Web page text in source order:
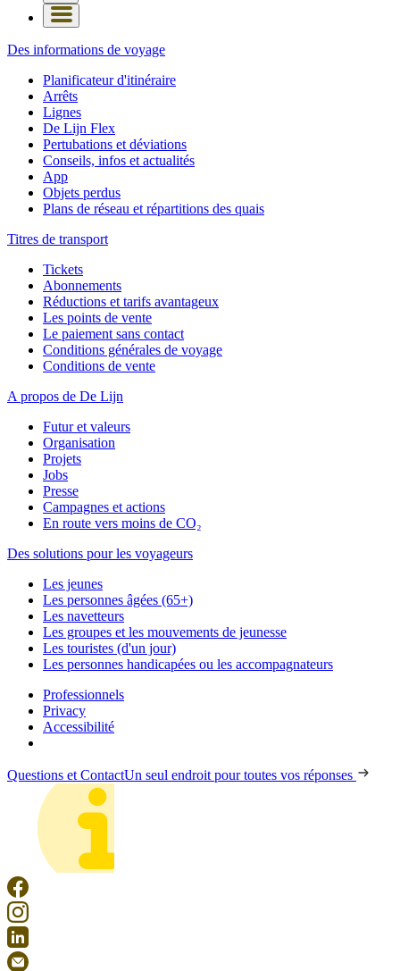
Des informations de voyage
Planificateur d'itinéraire
Arrêts
Lignes
De Lijn Flex
Pertubations et déviations
Conseils, infos et actualités
App
Objets perdus
Plans de réseau et répartitions des quais
Titres de transport
Tickets
Abonnements
Réductions et tarifs avantageux
Les points de vente
Le paiement sans contact
Conditions générales de voyage
Conditions de vente
A propos de De Lijn
Futur et valeurs
Organisation
Projets
Jobs
Presse
Campagnes et actions
En route vers moins de CO₂
Des solutions pour les voyageurs
Les jeunes
Les personnes âgées (65+)
Les navetteurs
Les groupes et les mouvements de jeunesse
Les touristes (d'un jour)
Les personnes handicapées ou les accompagnateurs
Professionnels
Privacy
Accessibilité
Questions et ContactUn seul endroit pour toutes vos réponses